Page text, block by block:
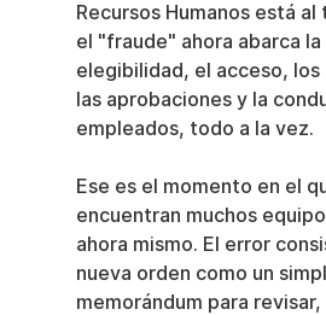
Recursos Humanos está
el "fraude" ahora abarca
elegibilidad, el acceso,
las aprobaciones y la
empleados, todo a la vez.
Ese es el momento en el
encuentran muchos
ahora mismo. El error
nueva orden como un
memorándum para